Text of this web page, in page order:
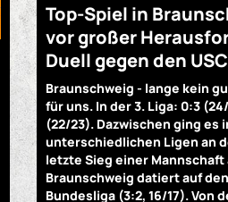
Top-Spiel in
vor großer
Duell gegen den USC
Braunschweig - lange kein
für uns. In der 3. Liga: 0:3
(22/23). Dazwischen ging es
unterschiedlichen Ligen an
letzte Sieg einer Mannschaft
Braunschweig datiert auf den
Bundesliga (3:2, 16/17). Von